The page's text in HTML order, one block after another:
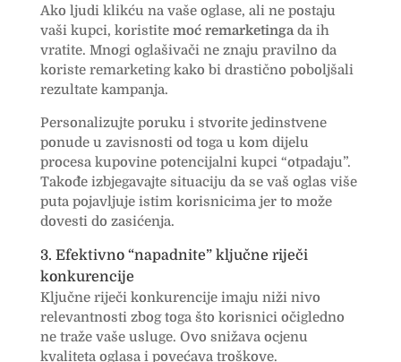
Ako ljudi klikću na vaše oglase, ali ne postaju
vaši kupci, koristite moć remarketingada ih
vratite. Mnogi oglašivači ne znaju pravilno da
koriste remarketing kako bi drastično poboljšali
rezultate kampanja.
Personalizujte poruku i stvorite jedinstvene
ponude u zavisnosti od toga u kom dijelu
procesa kupovine potencijalni kupci “otpadaju”.
Takođe izbjegavajte situaciju da se vaš oglas više
puta pojavljuje istim korisnicima jer to može
dovesti do zasićenja.
3. Efektivno “napadnite” ključne riječi
konkurencije
Ključne riječi konkurencije imaju niži nivo
relevantnosti zbog toga što korisnici očigledno
ne traže vaše usluge. Ovo snižava ocjenu
kvaliteta oglasa i povećava troškove.